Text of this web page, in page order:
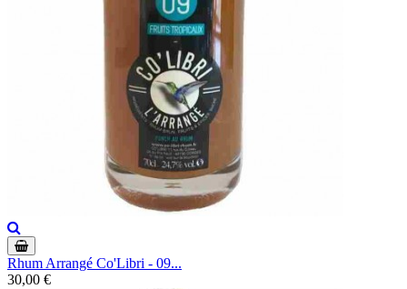
Rhum Arrangé Co'Libri - 09...
30,00 €